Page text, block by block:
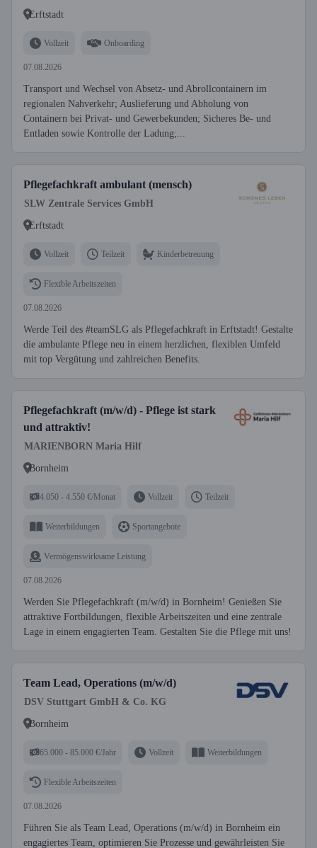
Erftstadt
Vollzeit Onboarding
07.08.2026
Transport und Wechsel von Absetz- und Abrollcontainern im
regionalen Nahverkehr; Auslieferung und Abholung von
Containern bei Privat- und Gewerbekunden; Sicheres Be- und
Entladen sowie Kontrolle der Ladung;...
Pflegefachkraft ambulant (mensch)
SLW Zentrale Services GmbH
Erftstadt
Vollzeit Teilzeit Kinderbetreuung
Flexible Arbeitszeiten
07.08.2026
Werde Teil des #teamSLG als Pflegefachkraft in Erftstadt! Gestalte
die ambulante Pflege neu in einem herzlichen, flexiblen Umfeld
mit top Vergütung und zahlreichen Benefits.
Pflegefachkraft (m/w/d) - Pflege ist stark
und attraktiv!
MARIENBORN Maria Hilf
Bornheim
4.050 - 4.550 €/Monat Vollzeit Teilzeit
Weiterbildungen Sportangebote
Vermögenswirksame Leistung
07.08.2026
Werden Sie Pflegefachkraft (m/w/d) in Bornheim! Genießen Sie
attraktive Fortbildungen, flexible Arbeitszeiten und eine zentrale
Lage in einem engagierten Team. Gestalten Sie die Pflege mit uns!
Team Lead, Operations (m/w/d)
DSV Stuttgart GmbH & Co. KG
Bornheim
65.000 - 85.000 €/Jahr Vollzeit Weiterbildungen
Flexible Arbeitszeiten
07.08.2026
Führen Sie als Team Lead, Operations (m/w/d) in Bornheim ein
engagiertes Team, optimieren Sie Prozesse und gewährleisten Sie